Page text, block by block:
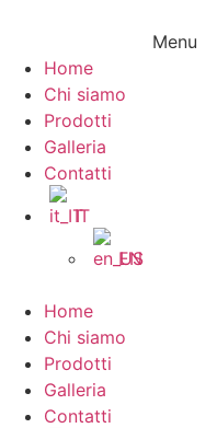
Menu
Home
Chi siamo
Prodotti
Galleria
Contatti
IT
EN
Home
Chi siamo
Prodotti
Galleria
Contatti